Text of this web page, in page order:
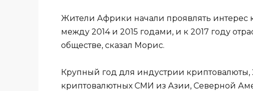
Жители Африки начали проявлять интерес
между 2014 и 2015 годами, и к 2017 году
обществе, сказал Морис.
Крупный год для индустрии криптовалюты,
криптовалютных СМИ из Азии, Северной